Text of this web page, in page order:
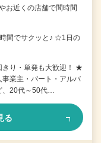
近くの店舗で間時間
間でサクッと♪ ☆1日の
きり・単発も大歓迎！ ★
業主・パート・アルバ
、20代～50代…
る